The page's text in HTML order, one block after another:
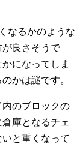
なるかのような
良さそうで
になってしま
かは謎です。
のブロックの
庫となるチェ
と重くなって